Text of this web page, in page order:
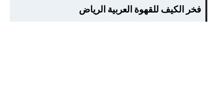
فخر الكيف للقهوة العربية الرياض